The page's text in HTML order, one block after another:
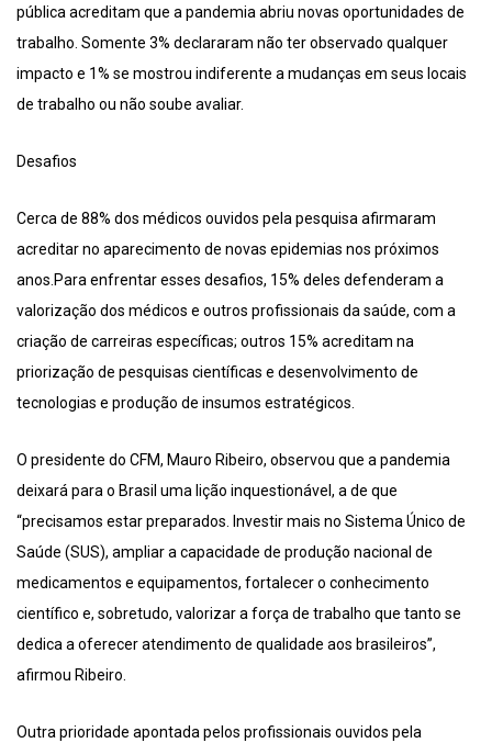
pública acreditam que a pandemia abriu novas oportunidades de
trabalho. Somente 3% declararam não ter observado qualquer
impacto e 1% se mostrou indiferente a mudanças em seus locais
de trabalho ou não soube avaliar.
Desafios
Cerca de 88% dos médicos ouvidos pela pesquisa afirmaram
acreditar no aparecimento de novas epidemias nos próximos
anos.Para enfrentar esses desafios, 15% deles defenderam a
valorização dos médicos e outros profissionais da saúde, com a
criação de carreiras específicas; outros 15% acreditam na
priorização de pesquisas científicas e desenvolvimento de
tecnologias e produção de insumos estratégicos.
O presidente do CFM, Mauro Ribeiro, observou que a pandemia
deixará para o Brasil uma lição inquestionável, a de que
“precisamos estar preparados. Investir mais no Sistema Único de
Saúde (SUS), ampliar a capacidade de produção nacional de
medicamentos e equipamentos, fortalecer o conhecimento
científico e, sobretudo, valorizar a força de trabalho que tanto se
dedica a oferecer atendimento de qualidade aos brasileiros”,
afirmou Ribeiro.
Outra prioridade apontada pelos profissionais ouvidos pela